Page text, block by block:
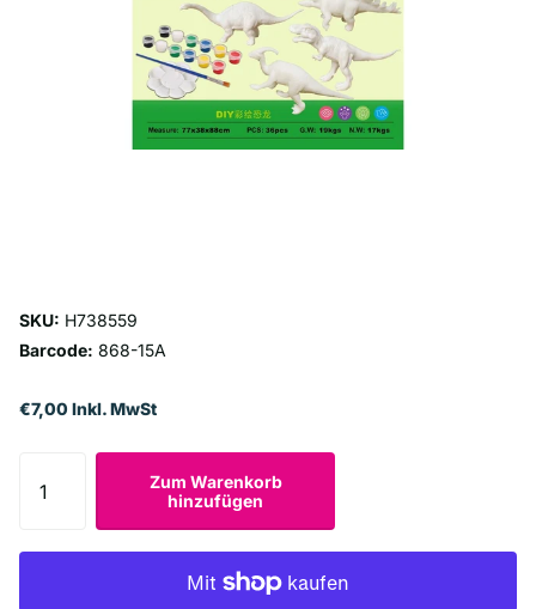
SKU: H738559
Barcode: 868-15A
€7,00 Inkl. MwSt
Zum Warenkorb
hinzufügen